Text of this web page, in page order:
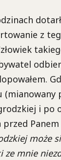
z
(mianowany
i po
przed
może
ze mnie